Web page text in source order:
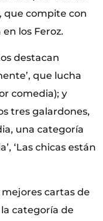
que compite con
los Feroz.
destacan
que lucha
comedia); y
tres galardones,
una categoría
‘Las chicas están
cartas de
categoría de